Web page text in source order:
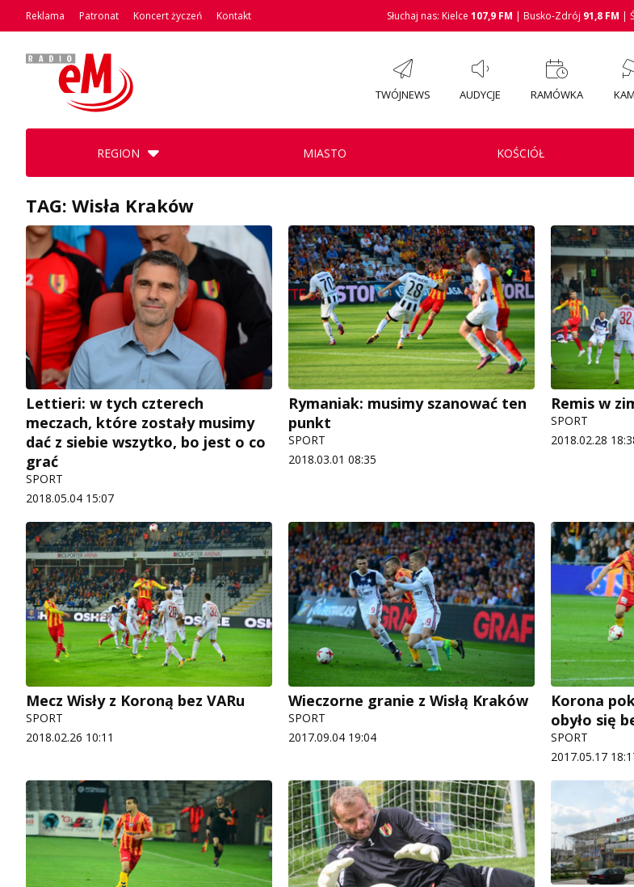
Reklama Patronat Koncert życzeń Kontakt Słuchaj nas: Kielce 107,9 FM | Busko-Zdrój 91,8 FM |
TWÓJNEWS AUDYCJE RAMÓWKA
REGION MIASTO KOŚCIÓŁ
TAG: Wisła Kraków
Lettieri: w tych czterech
meczach, które zostały musimy
dać z siebie wszytko, bo jest o co
grać
SPORT
2018.05.04 15:07
Rymaniak: musimy szanować ten
punkt
SPORT
2018.03.01 08:35
Remis w
SPORT
2018.02.28
Mecz Wisły z Koroną bez VARu
SPORT
2018.02.26 10:11
Wieczorne granie z Wisłą Kraków
SPORT
2017.09.04 19:04
Korona
obyło się
SPORT
2017.05.17